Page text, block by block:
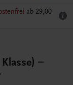
ab 29,00
–